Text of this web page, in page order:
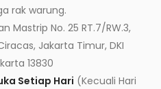
rak warung.
Mastrip No. 25 RT.7/RW.3,
Jakarta Timur, DKI
13830
Setiap Hari (Kecuali Hari